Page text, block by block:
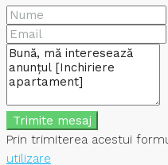
Trimite mesaj
Prin trimiterea acestui
utilizare